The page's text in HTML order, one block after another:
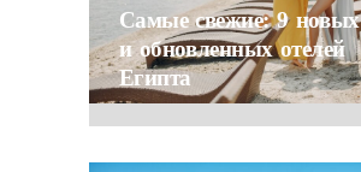
Самые свежие: 9 новых
и обновленных отелей
Египта